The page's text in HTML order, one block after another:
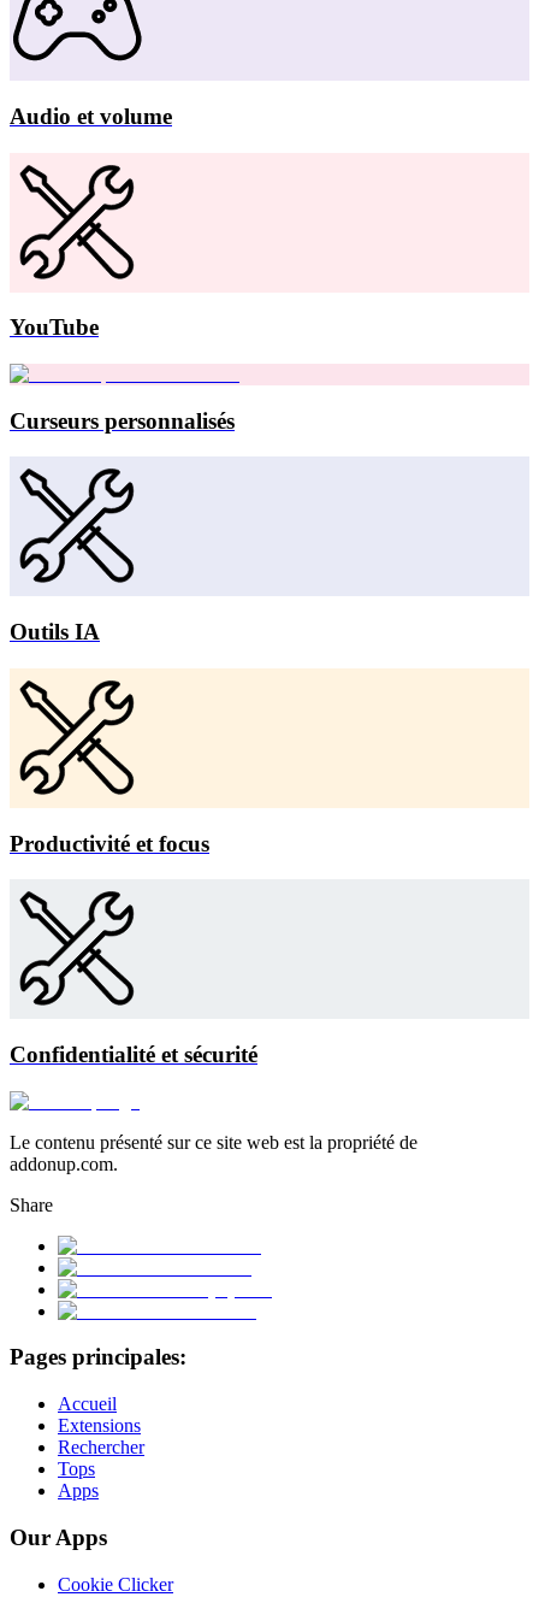
Audio et volume
YouTube
Curseurs personnalisés
Outils IA
Productivité et focus
Confidentialité et sécurité
Le contenu présenté sur ce site web est la propriété de
addonup.com.
Share
Pages principales:
Accueil
Extensions
Rechercher
Tops
Apps
Our Apps
Cookie Clicker